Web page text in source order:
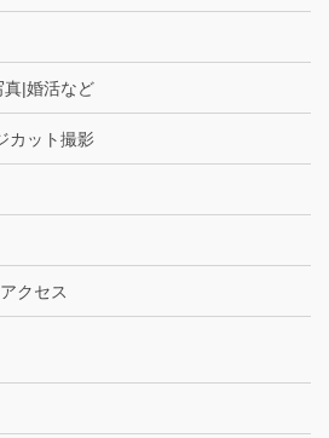
真|婚活など
カット撮影
クセス